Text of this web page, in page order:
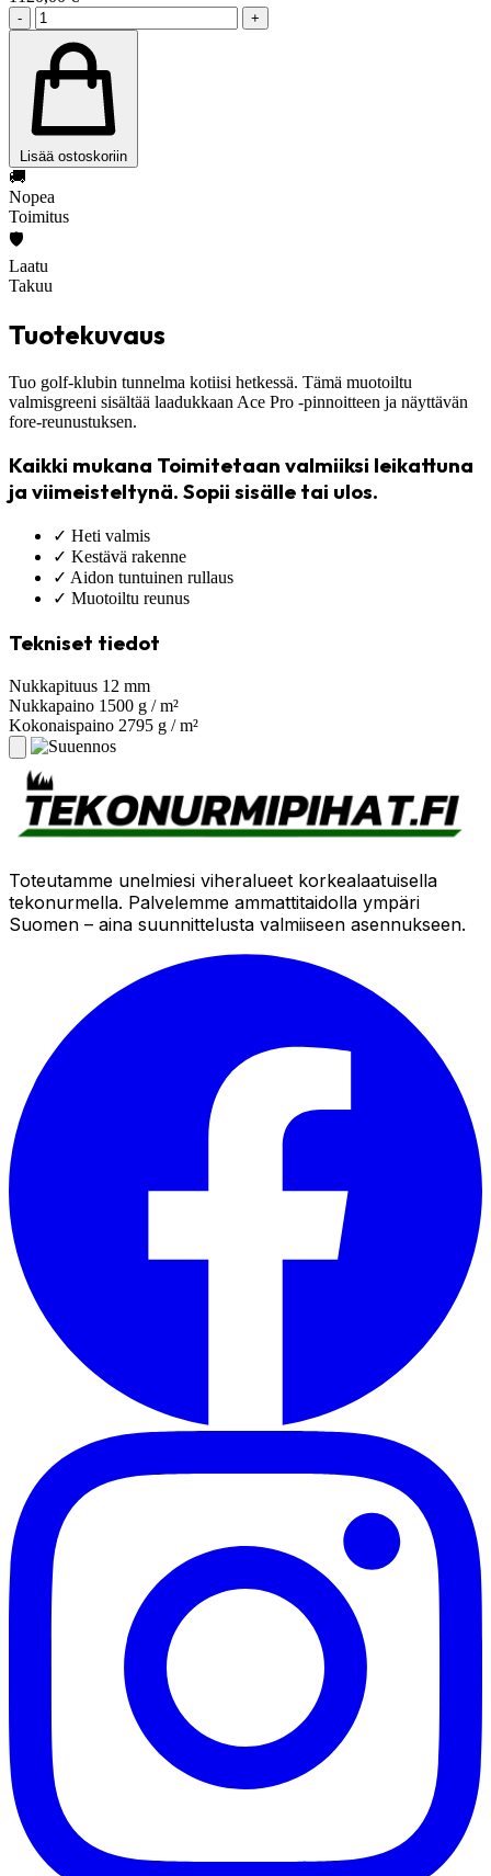
- +
Lisää ostoskoriin
🚚
Nopea
Toimitus
🛡️
Laatu
Takuu
Tuotekuvaus
Tuo golf-klubin tunnelma kotiisi hetkessä. Tämä muotoiltu
valmisgreeni sisältää laadukkaan Ace Pro -pinnoitteen ja näyttävän
fore-reunustuksen.
Kaikki mukana Toimitetaan valmiiksi leikattuna
ja viimeisteltynä. Sopii sisälle tai ulos.
✓ Heti valmis
✓ Kestävä rakenne
✓ Aidon tuntuinen rullaus
✓ Muotoiltu reunus
Tekniset tiedot
Nukkapituus 12 mm
Nukkapaino 1500 g / m²
Kokonaispaino 2795 g / m²
Toteutamme unelmiesi viheralueet korkealaatuisella
tekonurmella. Palvelemme ammattitaidolla ympäri
Suomen – aina suunnittelusta valmiiseen asennukseen.